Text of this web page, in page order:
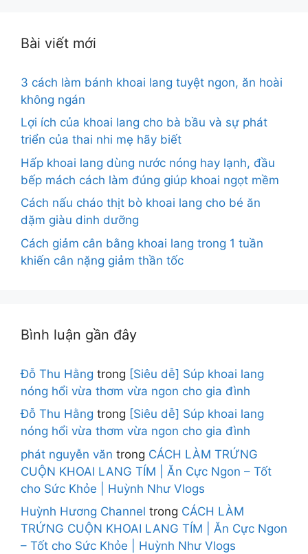
Bài viết mới
3 cách làm bánh khoai lang tuyệt ngon, ăn hoài
không ngán
Lợi ích của khoai lang cho bà bầu và sự phát
triển của thai nhi mẹ hãy biết
Hấp khoai lang dùng nước nóng hay lạnh, đầu
bếp mách cách làm đúng giúp khoai ngọt mềm
Cách nấu cháo thịt bò khoai lang cho bé ăn
dặm giàu dinh dưỡng
Cách giảm cân bằng khoai lang trong 1 tuần
khiến cân nặng giảm thần tốc
Bình luận gần đây
Đỗ Thu Hằng trong [Siêu dễ] Súp khoai lang
nóng hổi vừa thơm vừa ngon cho gia đình
Đỗ Thu Hằng trong [Siêu dễ] Súp khoai lang
nóng hổi vừa thơm vừa ngon cho gia đình
phát nguyễn văn trong CÁCH LÀM TRỨNG
CUỘN KHOAI LANG TÍM | Ăn Cực Ngon – Tốt
cho Sức Khỏe | Huỳnh Như Vlogs
Huỳnh Hương Channel trong CÁCH LÀM
TRỨNG CUỘN KHOAI LANG TÍM | Ăn Cực Ngon
– Tốt cho Sức Khỏe | Huỳnh Như Vlogs